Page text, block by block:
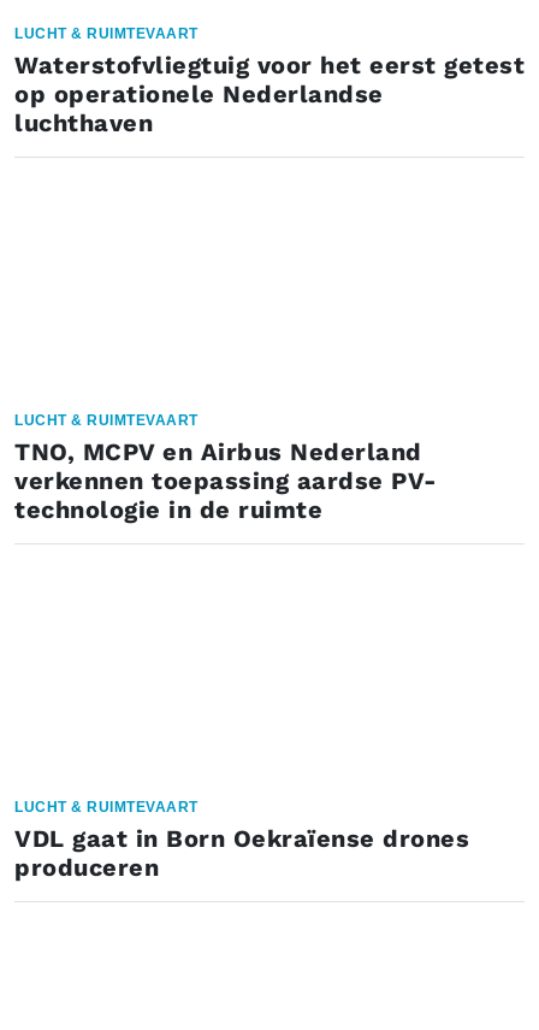
LUCHT & RUIMTEVAART
Waterstofvliegtuig voor het eerst getest
op operationele Nederlandse
luchthaven
LUCHT & RUIMTEVAART
TNO, MCPV en Airbus Nederland
verkennen toepassing aardse PV-
technologie in de ruimte
LUCHT & RUIMTEVAART
VDL gaat in Born Oekraïense drones
produceren